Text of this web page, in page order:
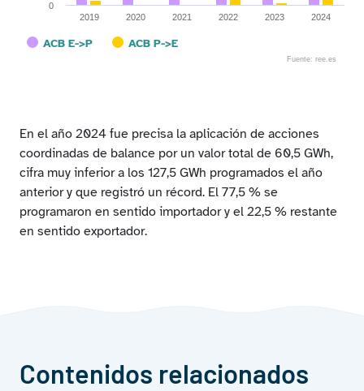
ACB E->P ACB P->E
2019 2020 2021 2022 2023 2024
0
Fuente: ree.es
En el año 2024 fue precisa la aplicación de acciones
coordinadas de balance por un valor total de 60,5 GWh,
cifra muy inferior a los 127,5 GWh programados el año
anterior y que registró un récord. El 77,5 % se
programaron en sentido importador y el 22,5 % restante
en sentido exportador.
Contenidos relacionados